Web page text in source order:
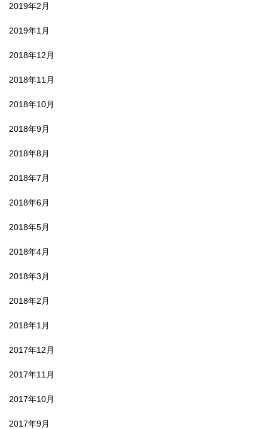
2019年2月
2019年1月
2018年12月
2018年11月
2018年10月
2018年9月
2018年8月
2018年7月
2018年6月
2018年5月
2018年4月
2018年3月
2018年2月
2018年1月
2017年12月
2017年11月
2017年10月
2017年9月